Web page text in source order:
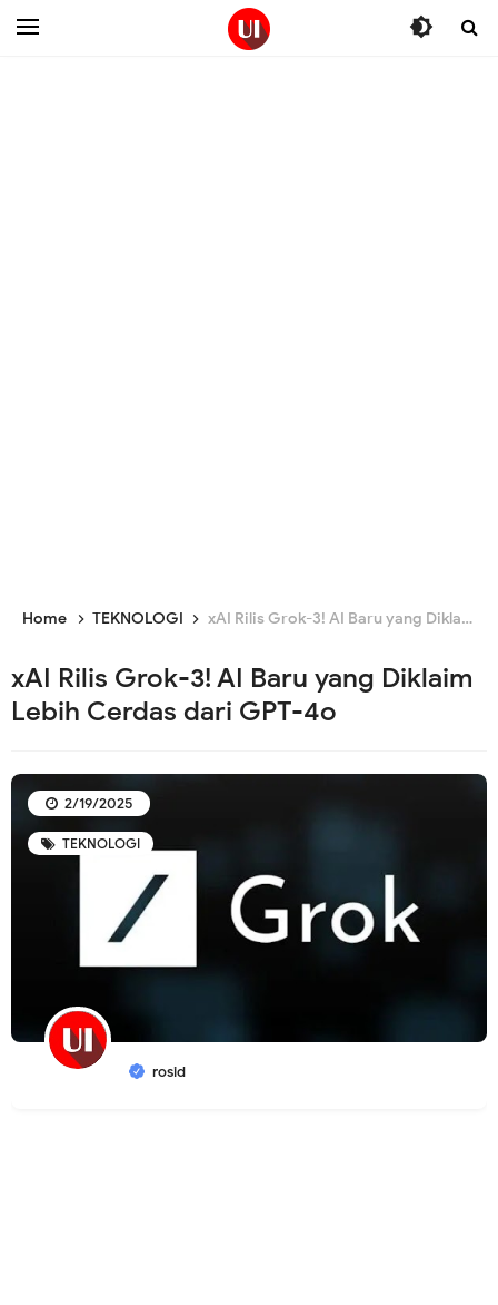
Home TEKNOLOGI xAI Rilis Grok-3! AI Baru yang Diklaim Lebih Cerdas dari GPT-4o
xAI Rilis Grok-3! AI Baru yang Diklaim
Lebih Cerdas dari GPT-4o
TEKNOLOGI
rosid
2/19/2025